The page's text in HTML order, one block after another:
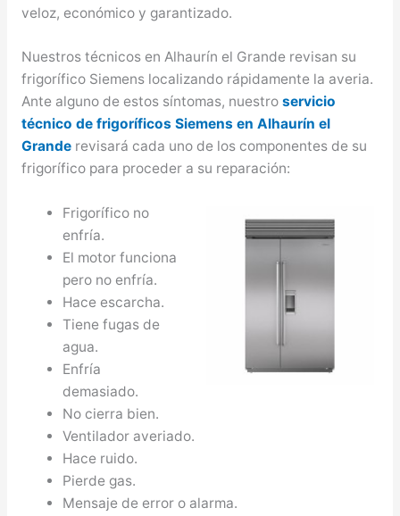
veloz, económico y garantizado.
Nuestros técnicos en Alhaurín el Grande revisan su
frigorífico Siemens localizando rápidamente la averia.
Ante alguno de estos síntomas, nuestro servicio
técnico de frigoríficos Siemens en Alhaurín el
Granderevisará cada uno de los componentes de su
frigorífico para proceder a su reparación:
Frigorífico no
enfría.
El motor funciona
pero no enfría.
Hace escarcha.
Tiene fugas de
agua.
Enfría
demasiado.
No cierra bien.
Ventilador averiado.
Hace ruido.
Pierde gas.
Mensaje de error o alarma.